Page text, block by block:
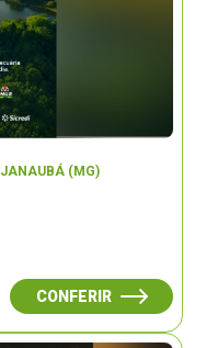
JANAUBÁ (MG)
CONFERIR